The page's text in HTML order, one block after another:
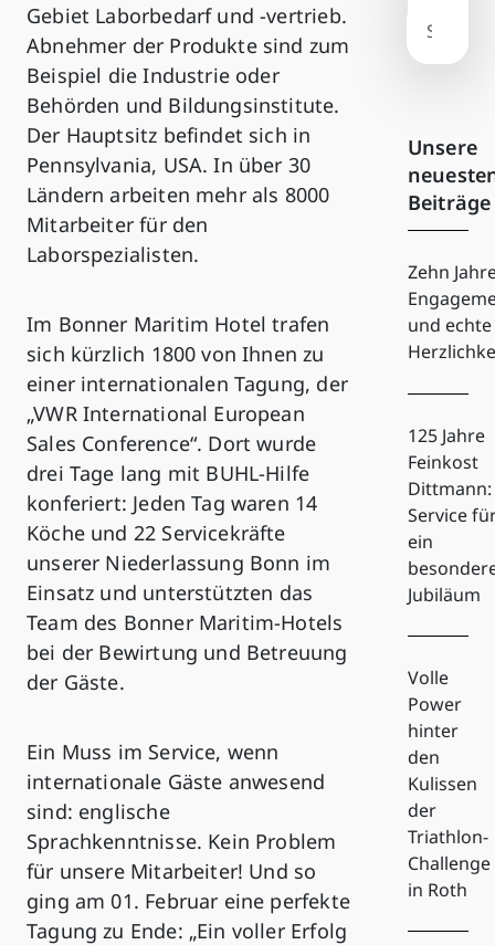
Gebiet Laborbedarf und -vertrieb.
Abnehmer der Produkte sind zum
Beispiel die Industrie oder
Behörden und Bildungsinstitute.
Der Hauptsitz befindet sich in
Pennsylvania, USA. In über 30
Ländern arbeiten mehr als 8000
Mitarbeiter für den
Laborspezialisten.
Im Bonner Maritim Hotel trafen
sich kürzlich 1800 von Ihnen zu
einer internationalen Tagung, der
„VWR International European
Sales Conference“. Dort wurde
drei Tage lang mit BUHL-Hilfe
konferiert: Jeden Tag waren 14
Köche und 22 Servicekräfte
unserer Niederlassung Bonn im
Einsatz und unterstützten das
Team des Bonner Maritim-Hotels
bei der Bewirtung und Betreuung
der Gäste.
Ein Muss im Service, wenn
internationale Gäste anwesend
sind: englische
Sprachkenntnisse. Kein Problem
für unsere Mitarbeiter! Und so
ging am 01. Februar eine perfekte
Tagung zu Ende: „Ein voller Erfolg
Unsere
Beiträge
Zehn
und echte
125 Jahre
Feinkost
Dittmann:
Service
ein
Jubiläum
Volle
Power
hinter
den
Kulissen
der
Triathlon-
Challenge
in Roth